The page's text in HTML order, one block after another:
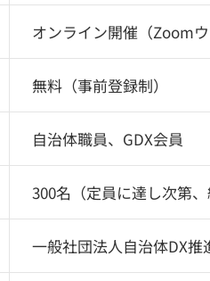
オンライン開催（Zoomウ
無料（事前登録制）
自治体職員、GDX会員
300名（定員に達し次第、
一般社団法人自治体DX推